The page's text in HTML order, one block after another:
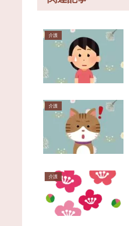
介護
介護
介護